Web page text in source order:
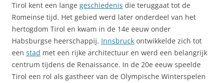
Tirol kent een lange geschiedenis die teruggaat tot de
Romeinse tijd. Het gebied werd later onderdeel van het
hertogdom Tirol en kwam in de 14e eeuw onder
Habsburgse heerschappij. Innsbruck ontwikkelde zich tot
een stad met een rijke architectuur en werd een belangrijk
centrum tijdens de Renaissance. In de 20e eeuw speelde
Tirol een rol als gastheer van de Olympische Winterspelen